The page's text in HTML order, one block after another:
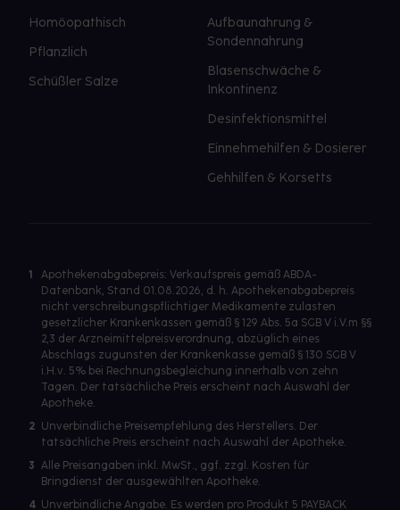
Homöopathisch
Pflanzlich
Schüßler Salze
Aufbaunahrung &
Sondennahrung
Blasenschwäche &
Inkontinenz
Desinfektionsmittel
Einnehmehilfen & Dosierer
Gehhilfen & Korsetts
1
Apothekenabgabepreis: Verkaufspreis gemäß ABDA-
Datenbank, Stand 01.08.2026, d. h. Apothekenabgabepreis
nicht verschreibungspflichtiger Medikamente zulasten
gesetzlicher Krankenkassen gemäß § 129 Abs. 5a SGB V i.V.m §§
2,3 der Arzneimittelpreisverordnung, abzüglich eines
Abschlags zugunsten der Krankenkasse gemäß § 130 SGB V
i.H.v. 5% bei Rechnungsbegleichung innerhalb von zehn
Tagen. Der tatsächliche Preis erscheint nach Auswahl der
Apotheke.
2 Unverbindliche Preisempfehlung des Herstellers. Der
tatsächliche Preis erscheint nach Auswahl der Apotheke.
3 Alle Preisangaben inkl. MwSt., ggf. zzgl. Kosten für
Bringdienst der ausgewählten Apotheke.
4 Unverbindliche Angabe. Es werden pro Produkt 5 PAYBACK